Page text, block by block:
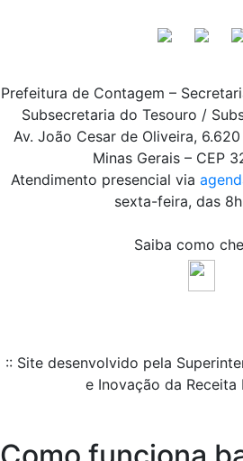
Prefeitura de Contagem –
Subsecretaria do Tesouro /
Av. João Cesar de Oliveira,
Minas Gerais – CEP
Atendimento presencial via
sexta-feira, das
Saiba como
:: Site desenvolvido pela
e Inovação da Receita